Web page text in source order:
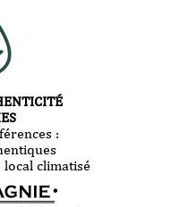
:
local climatisé